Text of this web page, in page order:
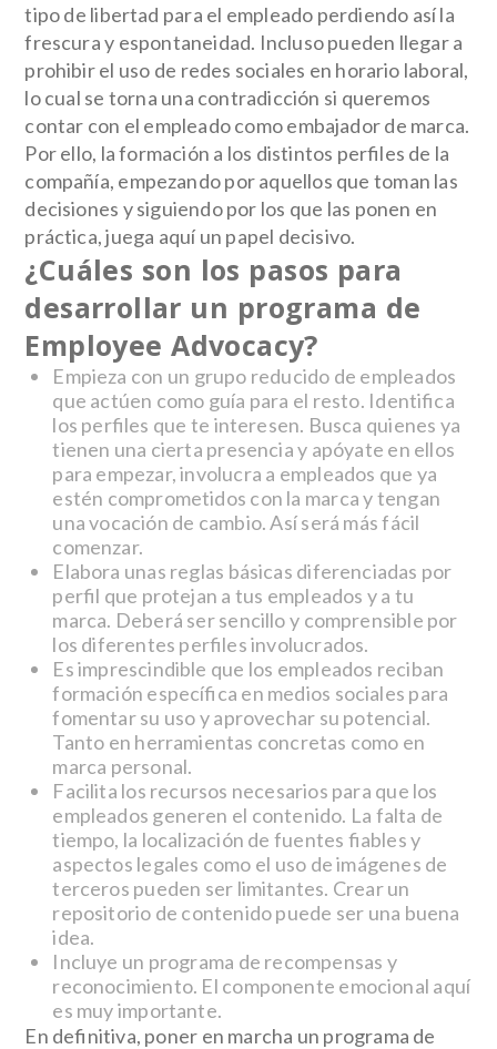
tipo de libertad para el empleado perdiendo así la
frescura y espontaneidad. Incluso pueden llegar a
prohibir el uso de redes sociales en horario laboral,
lo cual se torna una contradicción si queremos
contar con el empleado como embajador de marca.
Por ello, la formación a los distintos perfiles de la
compañía, empezando por aquellos que toman las
decisiones y siguiendo por los que las ponen en
práctica, juega aquí un papel decisivo.
¿Cuáles son los pasos para
desarrollar un programa de
Employee Advocacy?
Empieza con un grupo reducido de empleados
que actúen como guía para el resto. Identifica
los perfiles que te interesen. Busca quienes ya
tienen una cierta presencia y apóyate en ellos
para empezar, involucra a empleados que ya
estén comprometidos con la marca y tengan
una vocación de cambio. Así será más fácil
comenzar.
Elabora unas reglas básicas diferenciadas por
perfil que protejan a tus empleados y a tu
marca. Deberá ser sencillo y comprensible por
los diferentes perfiles involucrados.
Es imprescindible que los empleados reciban
formación específica en medios sociales para
fomentar su uso y aprovechar su potencial.
Tanto en herramientas concretas como en
marca personal.
Facilita los recursos necesarios para que los
empleados generen el contenido. La falta de
tiempo, la localización de fuentes fiables y
aspectos legales como el uso de imágenes de
terceros pueden ser limitantes. Crear un
repositorio de contenido puede ser una buena
idea.
Incluye un programa de recompensas y
reconocimiento. El componente emocional aquí
es muy importante.
En definitiva, poner en marcha un programa de